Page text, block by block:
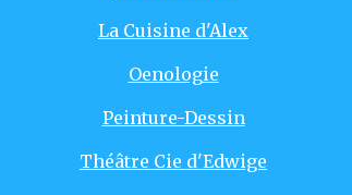
La Cuisine d'Alex
Oenologie
Peinture-Dessin
Théâtre Cie d'Edwige